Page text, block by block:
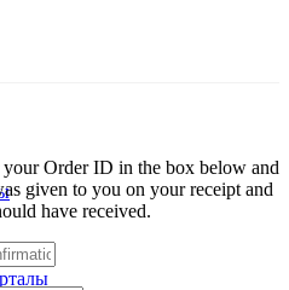
Order ID in the box below and
given to you on your receipt and
have received.